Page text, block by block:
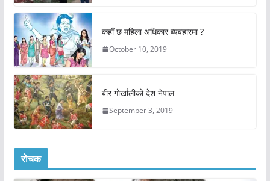
कहाँ छ महिला अधिकार ब्यबहारमा ?
October 10, 2019
बीर गोर्खालीको देश नेपाल
September 3, 2019
रोचक